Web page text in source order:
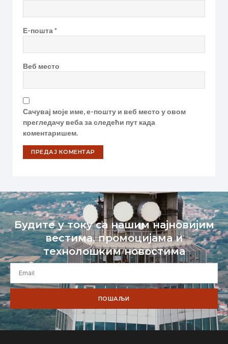
Е-пошта*
Веб место
Сачувај моје име, е-пошту и веб место у овом
прегледачу веба за следећи пут када
коментаришем.
Будите у току са нашим најновијим
вестима, промоцијама и
технолошким новостима
ПОШАЉИ